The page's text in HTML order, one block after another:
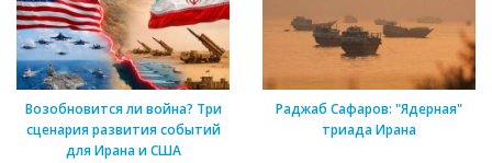
Возобновится ли война? Три
сценария развития событий
для Ирана и США
Раджаб Сафаров: "Ядерная"
триада Ирана